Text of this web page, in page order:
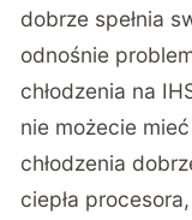
dobrze spełnia
odnośnie
chłodzenia na
nie możecie
chłodzenia
ciepła